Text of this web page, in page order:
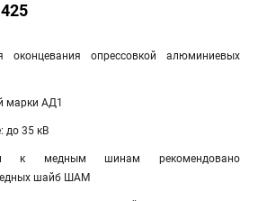
оконцевания опрессовкой алюминиевых
марки АД1
до 35 кВ
к медным шинам рекомендовано
шайб ШАМ